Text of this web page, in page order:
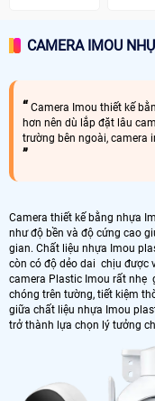
CAMERA IMOU
Camera Imou thiết kế
hơn nên dù lắp đặt lâu
trường bên ngoài, camera
Camera thiết kế bằng nhựa
như độ bền và độ cứng cao
gian. Chất liệu nhựa Imou
còn có độ dẻo dai chịu được
camera Plastic Imou rất nhẹ
chóng trên tường, tiết kiệm
giữa chất liệu nhựa Imou
trở thành lựa chọn lý tưởng